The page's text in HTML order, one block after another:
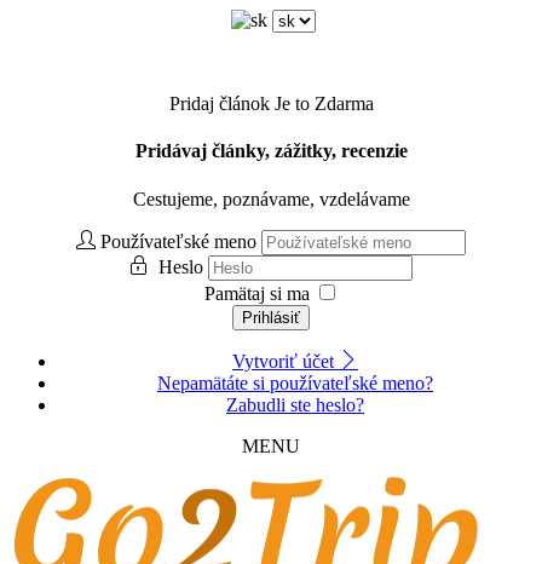
Pridaj článok Je to Zdarma
Pridávaj články, zážitky, recenzie
Cestujeme, poznávame, vzdelávame
Používateľské meno
Heslo
Pamätaj si ma
Prihlásiť
Vytvoriť účet
Nepamätáte si používateľské meno?
Zabudli ste heslo?
MENU